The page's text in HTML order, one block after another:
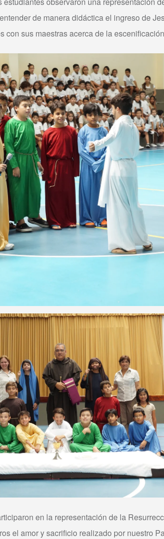
de manera didáctica el ingreso de
con sus maestras acerca de la
en la representación de la
el amor y sacrificio realizado por nuestro